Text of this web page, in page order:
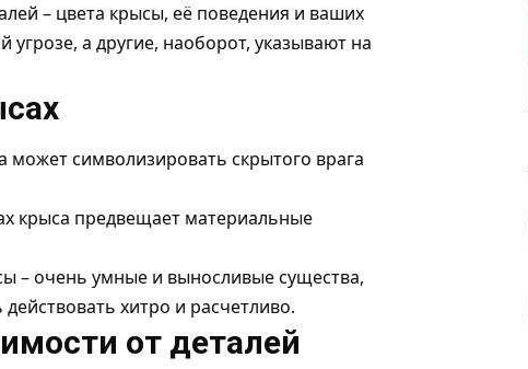
– цвета крысы, её поведения и ваших
а другие, наоборот, указывают на
может символизировать скрытого врага
крыса предвещает материальные
– очень умные и выносливые существа,
хитро и расчетливо.
от деталей